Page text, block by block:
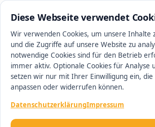
Diese Webseite verwendet
Wir verwenden Cookies, um unsere Inhalte
und die Zugriffe auf unsere Website zu
notwendige Cookies sind für den Betrieb
immer aktiv. Optionale Cookies für Analyse
setzen wir nur mit Ihrer Einwilligung ein, die
anpassen oder widerrufen können.
DatenschutzerklärungImpressum